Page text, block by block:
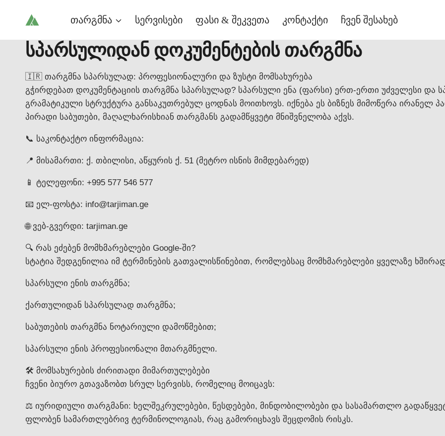
თარგმნა სერვისები ფასი & შეკვეთა კონტაქტი ჩვენ შესახებ
სპარსულიდან დოკუმენტების თარგმნა
🇮🇷 თარგმნა სპარსულად: პროფესიონალური და ზუსტი მომსახურება
გჭირდებათ დოკუმენტაციის თარგმნა სპარსულად? სპარსული ენა (ფარსი) ერთ-ერთი უძველესი და
გრამატიკული სტრუქტურა განსაკუთრებულ ცოდნას მოითხოვს. იქნება ეს ბიზნეს მიმოწერა ირანელ
პირადი საბუთები, მაღალხარისხიან თარგმანს გადამწყვეტი მნიშვნელობა აქვს.
📞 საკონტაქტო ინფორმაცია:
📍 მისამართი: ქ. თბილისი, აწყურის ქ. 51 (მეტრო ისნის მიმდებარედ)
📱 ტელეფონი: +995 577 546 577
📧 ელ-ფოსტა: info@tarjiman.ge
🌐 ვებ-გვერდი: tarjiman.ge
🔍 რას ეძებენ მომხმარებლები Google-ში?
სტატია შედგენილია იმ ტერმინების გათვალისწინებით, რომლებსაც მომხმარებლები ყველაზე ხშირად
სპარსული ენის თარგმნა;
ქართულიდან სპარსულად თარგმნა;
საბუთების თარგმნა ნოტარიული დამოწმებით;
სპარსული ენის პროფესიონალი მთარგმნელი.
🛠️ მომსახურების ძირითადი მიმართულებები
ჩვენი ბიურო გთავაზობთ სრულ სერვისს, რომელიც მოიცავს:
⚖️ იურიდიული თარგმანი: ხელშეკრულებები, წესდებები, მინდობილობები და სასამართლო
ფლობენ სამართლებრივ ტერმინოლოგიას, რაც გამორიცხავს შეცდომის რისკს.